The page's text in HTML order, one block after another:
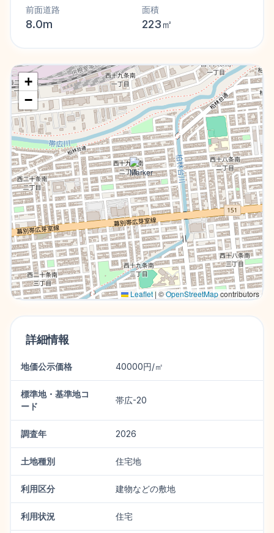
前面道路
8.0m
面積
223㎡
+
−
Leaflet | ©OpenStreetMapcontributors
詳細情報
地価公示価格 40000円/㎡
標準地・基準地コ
ード
帯広-20
調査年 2026
土地種別 住宅地
利用区分 建物などの敷地
利用状況 住宅